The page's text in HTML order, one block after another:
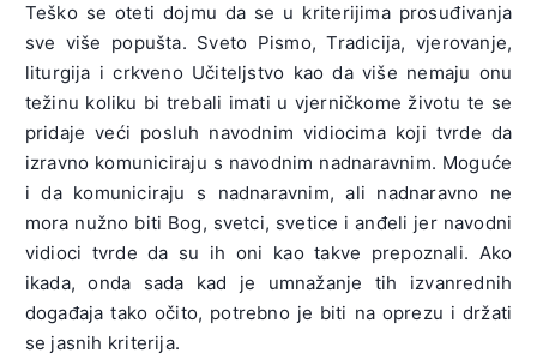
Teško se oteti dojmu da se u kriterijima prosuđivanja
sve više popušta. Sveto Pismo, Tradicija, vjerovanje,
liturgija i crkveno Učiteljstvo kao da više nemaju onu
težinu koliku bi trebali imati u vjerničkome životu te se
pridaje veći posluh navodnim vidiocima koji tvrde da
izravno komuniciraju s navodnim nadnaravnim. Moguće
i da komuniciraju s nadnaravnim, ali nadnaravno ne
mora nužno biti Bog, svetci, svetice i anđeli jer navodni
vidioci tvrde da su ih oni kao takve prepoznali. Ako
ikada, onda sada kad je umnažanje tih izvanrednih
događaja tako očito, potrebno je biti na oprezu i držati
se jasnih kriterija.